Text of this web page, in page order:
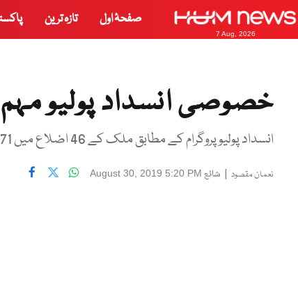
7 Aug, 2026
صفحۂ اول تازہ ترین
خصوصی انسداد پولیو
انسداد پولیو پروگرام کے مطابق ملک کے 46 اضلاع میں 71 لاکھ بچوں کو کامیابی سے قطرے پلائے گئے۔
نعمان مقصود | شائع August 30, 2019 5:20 PM